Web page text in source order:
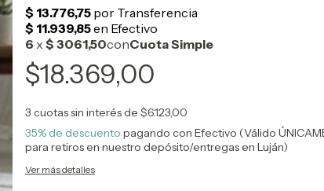
$18.369,00
3 cuotas sin interés de $6.123,00
35% de descuento pagando con Efectivo (Válido
para retiros en nuestro depósito/entregas en Luján)
Ver más detalles